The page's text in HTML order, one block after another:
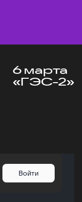
6 марта
«ГЭС-2»
Войти